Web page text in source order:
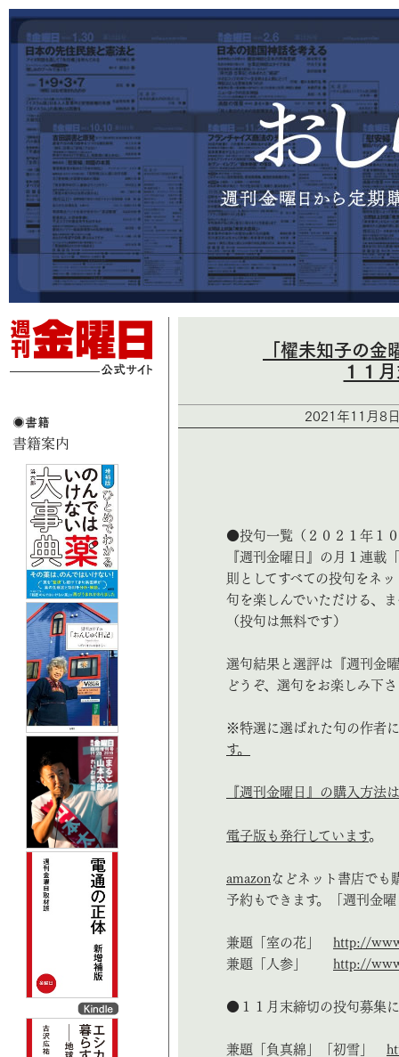
「櫂未知子の
１１
2021年11月8
●投句一覧（２０２１年１
『週刊金曜日』の月１連載
則としてすべての投句をネ
句を楽しんでいただける、
（投句は無料です）
選句結果と選評は『週刊金
どうぞ、選句をお楽しみ下
※特選に選ばれた句の作者
す。
『週刊金曜日』の購入方法
電子版も発行しています。
amazon などネット書店でも
予約もできます。「週刊金
兼題「室の花」 http://
兼題「人参」 http://
●１１月末締切の投句募集
兼題「負真綿」「初雪」